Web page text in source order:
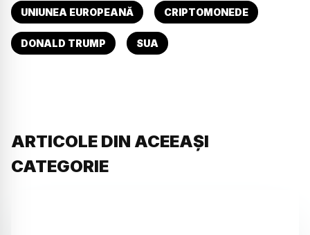
UNIUNEA EUROPEANĂ CRIPTOMONEDE
DONALD TRUMP SUA
ARTICOLE DIN ACEEAȘI
CATEGORIE